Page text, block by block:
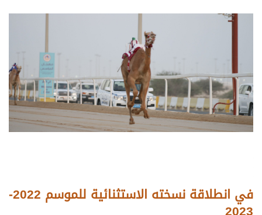
في انطلاقة نسخته الاستثنائية للموسم 2022-